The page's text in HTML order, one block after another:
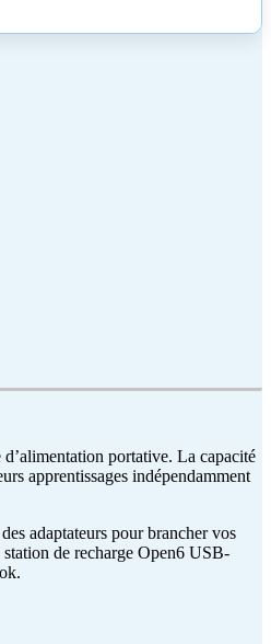
portative. La capacité
apprentissages indépendamment
adaptateurs pour brancher vos
station de recharge Open6 USB-